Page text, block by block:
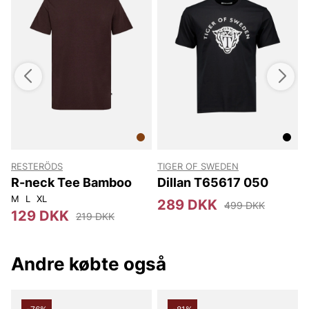
RESTERÖDS
R-neck Tee Bamboo
M L XL
129 DKK 219 DKK
TIGER OF SWEDEN
Dillan T65617 050
289 DKK 499 DKK
Andre købte også